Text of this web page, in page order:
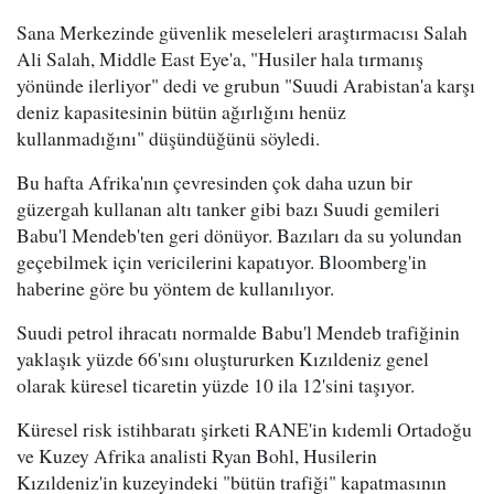
Sana Merkezinde güvenlik meseleleri araştırmacısı Salah
Ali Salah, Middle East Eye'a, "Husiler hala tırmanış
yönünde ilerliyor" dedi ve grubun "Suudi Arabistan'a karşı
deniz kapasitesinin bütün ağırlığını henüz
kullanmadığını" düşündüğünü söyledi.
Bu hafta Afrika'nın çevresinden çok daha uzun bir
güzergah kullanan altı tanker gibi bazı Suudi gemileri
Babu'l Mendeb'ten geri dönüyor. Bazıları da su yolundan
geçebilmek için vericilerini kapatıyor. Bloomberg'in
haberine göre bu yöntem de kullanılıyor.
Suudi petrol ihracatı normalde Babu'l Mendeb trafiğinin
yaklaşık yüzde 66'sını oluştururken Kızıldeniz genel
olarak küresel ticaretin yüzde 10 ila 12'sini taşıyor.
Küresel risk istihbaratı şirketi RANE'in kıdemli Ortadoğu
ve Kuzey Afrika analisti Ryan Bohl, Husilerin
Kızıldeniz'in kuzeyindeki "bütün trafiği" kapatmasının